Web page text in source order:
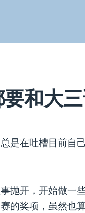
和大
是在吐槽目前自
抛开，开始做一
的奖项，虽然也